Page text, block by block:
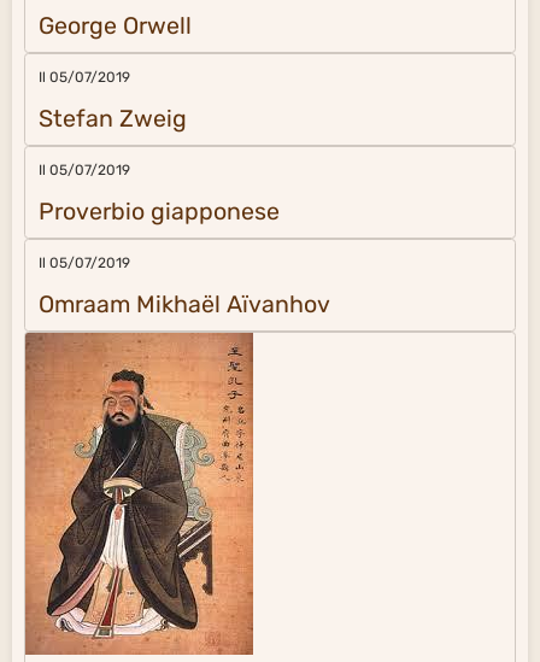
George Orwell
Il 05/07/2019
Stefan Zweig
Il 05/07/2019
Proverbio giapponese
Il 05/07/2019
Omraam Mikhaël Aïvanhov